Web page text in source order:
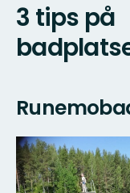
3 tips på